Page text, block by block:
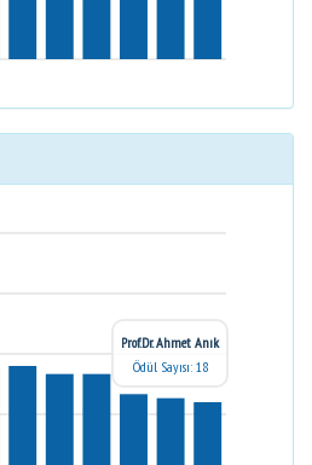
Prof.Dr. Ahmet Anık
Ödül Sayısı: 18